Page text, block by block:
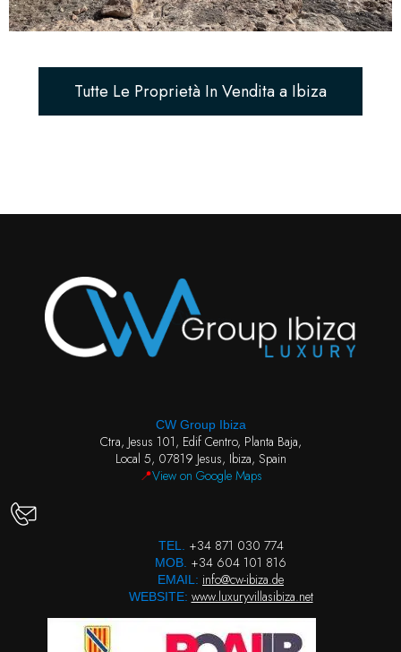
Tutte Le Proprietà In Vendita a Ibiza
CW Group Ibiza
Ctra, Jesus 101, Edif Centro, Planta Baja,
Local 5, 07819 Jesus, Ibiza, Spain
📍View on Google Maps
TEL. +34 871 030 774
MOB. +34 604 101 816
EMAIL: info@cw-ibiza.de
WEBSITE: www.luxuryvillasibiza.net